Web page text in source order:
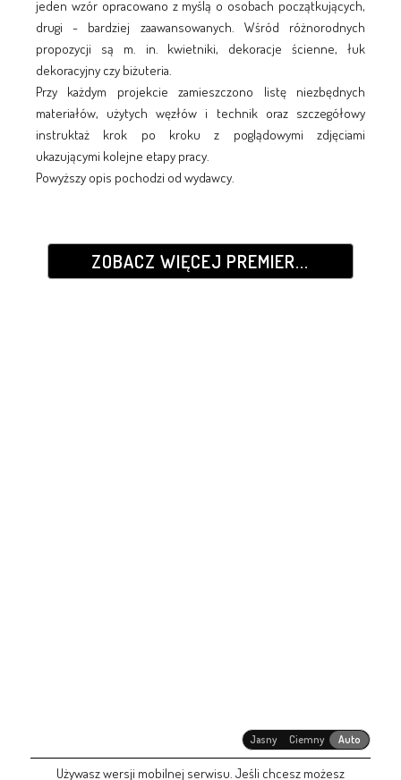
jeden wzór opracowano z myślą o osobach początkujących,
drugi - bardziej zaawansowanych. Wśród różnorodnych
propozycji są m. in. kwietniki, dekoracje ścienne, łuk
dekoracyjny czy biżuteria.
Przy każdym projekcie zamieszczono listę niezbędnych
materiałów, użytych węzłów i technik oraz szczegółowy
instruktaż krok po kroku z poglądowymi zdjęciami
ukazującymi kolejne etapy pracy.
Powyższy opis pochodzi od wydawcy.
ZOBACZ WIĘCEJ PREMIER...
Jasny Ciemny Auto
Używasz wersji mobilnej serwisu. Jeśli chcesz możesz